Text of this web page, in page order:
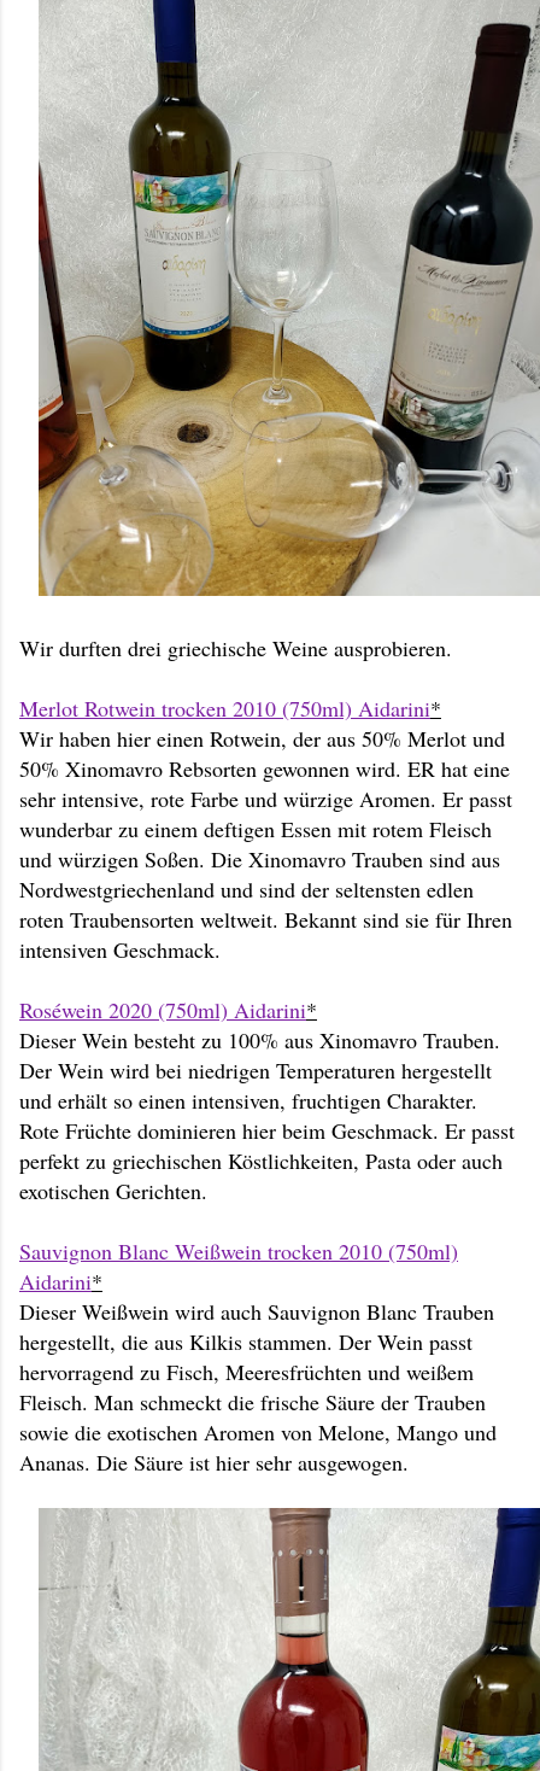
Wir durften drei griechische Weine ausprobieren.
Merlot Rotwein trocken 2010 (750ml) Aidarini*
Wir haben hier einen Rotwein, der aus 50% Merlot und
50% Xinomavro Rebsorten gewonnen wird. ER hat eine
sehr intensive, rote Farbe und würzige Aromen. Er passt
wunderbar zu einem deftigen Essen mit rotem Fleisch
und würzigen Soßen. Die Xinomavro Trauben sind aus
Nordwestgriechenland und sind der seltensten edlen
roten Traubensorten weltweit. Bekannt sind sie für Ihren
intensiven Geschmack.
Roséwein 2020 (750ml) Aidarini*
Dieser Wein besteht zu 100% aus Xinomavro Trauben.
Der Wein wird bei niedrigen Temperaturen hergestellt
und erhält so einen intensiven, fruchtigen Charakter.
Rote Früchte dominieren hier beim Geschmack. Er passt
perfekt zu griechischen Köstlichkeiten, Pasta oder auch
exotischen Gerichten.
Sauvignon Blanc Weißwein trocken 2010 (750ml)
Aidarini*
Dieser Weißwein wird auch Sauvignon Blanc Trauben
hergestellt, die aus Kilkis stammen. Der Wein passt
hervorragend zu Fisch, Meeresfrüchten und weißem
Fleisch. Man schmeckt die frische Säure der Trauben
sowie die exotischen Aromen von Melone, Mango und
Ananas. Die Säure ist hier sehr ausgewogen.